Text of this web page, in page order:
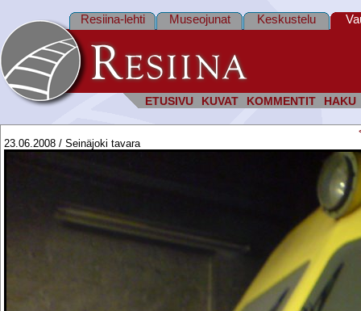
ETUSIVU KUVAT KOMMENTIT HAKU
Resiina-lehti Museojunat Keskustelu
23.06.2008 / Seinäjoki tavara